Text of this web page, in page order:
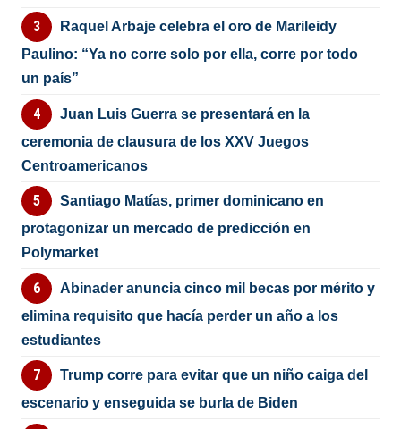
Raquel Arbaje celebra el oro de Marileidy
Paulino: “Ya no corre solo por ella, corre por todo
un país”
Juan Luis Guerra se presentará en la
ceremonia de clausura de los XXV Juegos
Centroamericanos
Santiago Matías, primer dominicano en
protagonizar un mercado de predicción en
Polymarket
Abinader anuncia cinco mil becas por mérito y
elimina requisito que hacía perder un año a los
estudiantes
Trump corre para evitar que un niño caiga del
escenario y enseguida se burla de Biden